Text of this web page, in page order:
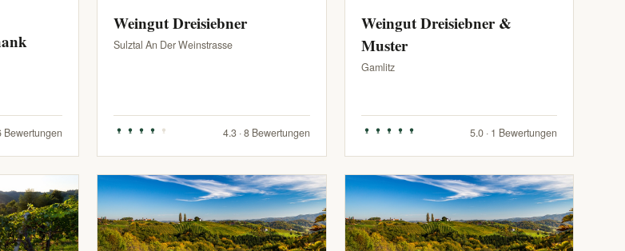
Bewertungen
Weingut Dreisiebner
Sulztal An Der Weinstrasse
4.3 · 8 Bewertungen
Weingut Dreisiebner &
Muster
Gamlitz
5.0 · 1 Bewertungen